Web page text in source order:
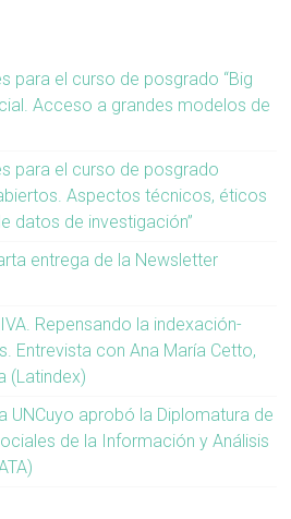
para el curso de posgrado “Big
Acceso a grandes modelos de
para el curso de posgrado
Aspectos técnicos, éticos
datos de investigación”
entrega de la Newsletter
Repensando la indexación-
Entrevista con Ana María Cetto,
(Latindex)
UNCuyo aprobó la Diplomatura de
de la Información y Análisis